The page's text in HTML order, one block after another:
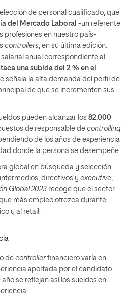
de personal cualificado, que
del Mercado Laboral -un referente
profesiones en nuestro país-
controllers, en su última edición.
anual correspondiente al
una subida del 2 % en el
señala la alta demanda del perfil de
de que se incrementen sus
pueden alcanzar los 82.000
de responsable de controlling
de los años de experiencia
donde la persona se desempeñe.
global en búsqueda y selección
directivos y executive,
Global 2023 recoge que el sector
más empleo ofrezca durante
y al retail.
de controllerfinanciero varía en
aportada por el candidato.
se reflejan así los sueldos en